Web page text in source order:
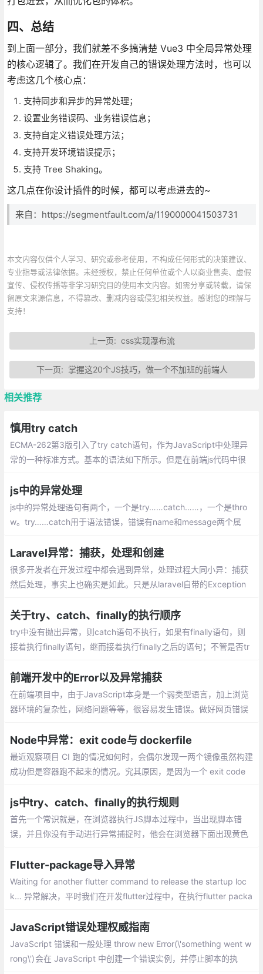
四、总结
到上面一部分，我们就差不多搞清楚 Vue3 中全局异常处理
的核心逻辑了。我们在开发自己的错误处理方法时，也可以
考虑这几个核心点：
支持同步和异步的异常处理；
设置业务错误码、业务错误信息；
支持自定义错误处理方法；
支持开发环境错误提示；
支持 Tree Shaking。
这几点在你设计插件的时候，都可以考虑进去的~
来自：https://segmentfault.com/a/1190000041503731
本文内容仅供个人学习、研究或参考使用，不构成任何形式的决策建议、
专业指导或法律依据。未经授权，禁止任何单位或个人以商业售卖、虚假
宣传、侵权传播等非学习研究目的使用本文内容。如需分享或转载，请保
留原文来源信息，不得篡改、删减内容或侵犯相关权益。感谢您的理解与
支持！
上一页: css实现瀑布流
下一页: 掌握这20个JS技巧，做一个不加班的前端人
相关推荐
慎用try catch
ECMA-262第3版引入了try catch语句，作为JavaScript中处理异
常的一种标准方式。基本的语法如下所示。但是在前端js代码中很
偿失的保险
js中的异常处理
js中的异常处理语句有两个，一个是try……catch……，一个是thro
w。try……catch用于语法错误，错误有name和message两个属
Laravel异常：捕获，处理和创建
很多开发者在开发过程中都会遇到异常，处理过程大同小异：捕获
然后处理，事实上也确实是如此。只是从laravel自带的Exception
关于try、catch、finally的执行顺序
try中没有抛出异常，则catch语句不执行，如果有finally语句，则
接着执行finally语句，继而接着执行finally之后的语句；不管是否tr
y后会执行try...catch中的return
前端开发中的Error以及异常捕获
在前端项目中，由于JavaScript本身是一个弱类型语言，加上浏览
器环境的复杂性，网络问题等等，很容易发生错误。做好网页错误
Node中异常：exit code与 dockerfile
最近观察项目 CI 跑的情况如何时，会偶尔发现一两个镜像虽然构建
成功但是容器跑不起来的情况。究其原因，是因为一个 exit code
js中try、catch、finally的执行规则
首先一个常识就是，在浏览器执行JS脚本过程中，当出现脚本错
误，并且你没有手动进行异常捕捉时，他会在浏览器下面出现黄色
Flutter-package导入异常
Waiting for another flutter command to release the startup loc
k… 异常解决，平时我们在开发flutter过程中，在执行flutter packa
就会遇到这个错误提示：
JavaScript错误处理权威指南
JavaScript 错误和一般处理 throw new Error(\'something went w
rong\') 会在 JavaScript 中创建一个错误实例，并停止脚本的执